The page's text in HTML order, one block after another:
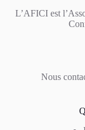
L’AFICI est
Nous